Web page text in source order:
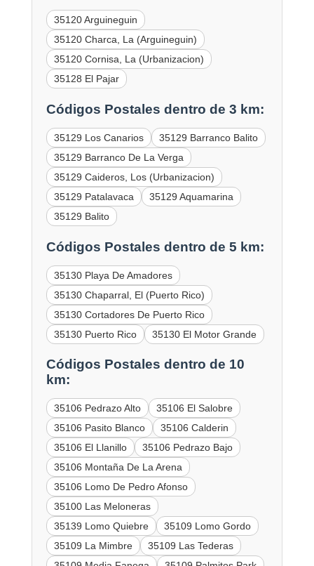
35120 Arguineguin
35120 Charca, La (Arguineguin)
35120 Cornisa, La (Urbanizacion)
35128 El Pajar
Códigos Postales dentro de 3 km:
35129 Los Canarios
35129 Barranco Balito
35129 Barranco De La Verga
35129 Caideros, Los (Urbanizacion)
35129 Patalavaca
35129 Aquamarina
35129 Balito
Códigos Postales dentro de 5 km:
35130 Playa De Amadores
35130 Chaparral, El (Puerto Rico)
35130 Cortadores De Puerto Rico
35130 Puerto Rico
35130 El Motor Grande
Códigos Postales dentro de 10
km:
35106 Pedrazo Alto
35106 El Salobre
35106 Pasito Blanco
35106 Calderin
35106 El Llanillo
35106 Pedrazo Bajo
35106 Montaña De La Arena
35106 Lomo De Pedro Afonso
35100 Las Meloneras
35139 Lomo Quiebre
35109 Lomo Gordo
35109 La Mimbre
35109 Las Tederas